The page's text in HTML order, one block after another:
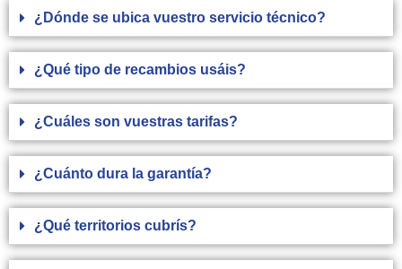
¿Dónde se ubica vuestro servicio técnico?
¿Qué tipo de recambios usáis?
¿Cuáles son vuestras tarifas?
¿Cuánto dura la garantía?
¿Qué territorios cubrís?